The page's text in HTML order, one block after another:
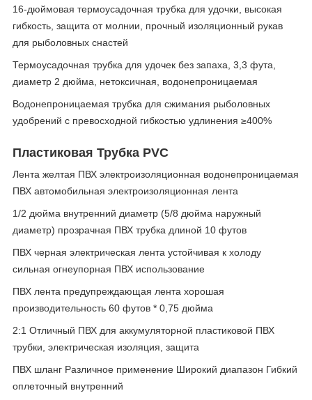
16-дюймовая термоусадочная трубка для удочки, высокая
гибкость, защита от молнии, прочный изоляционный рукав
для рыболовных снастей
Термоусадочная трубка для удочек без запаха, 3,3 фута,
диаметр 2 дюйма, нетоксичная, водонепроницаемая
Водонепроницаемая трубка для сжимания рыболовных
удобрений с превосходной гибкостью удлинения ≥400%
Пластиковая Трубка PVC
Лента желтая ПВХ электроизоляционная водонепроницаемая
ПВХ автомобильная электроизоляционная лента
1/2 дюйма внутренний диаметр (5/8 дюйма наружный
диаметр) прозрачная ПВХ трубка длиной 10 футов
ПВХ черная электрическая лента устойчивая к холоду
сильная огнеупорная ПВХ использование
ПВХ лента предупреждающая лента хорошая
производительность 60 футов * 0,75 дюйма
2:1 Отличный ПВХ для аккумуляторной пластиковой ПВХ
трубки, электрическая изоляция, защита
ПВХ шланг Различное применение Широкий диапазон Гибкий
оплеточный внутренний